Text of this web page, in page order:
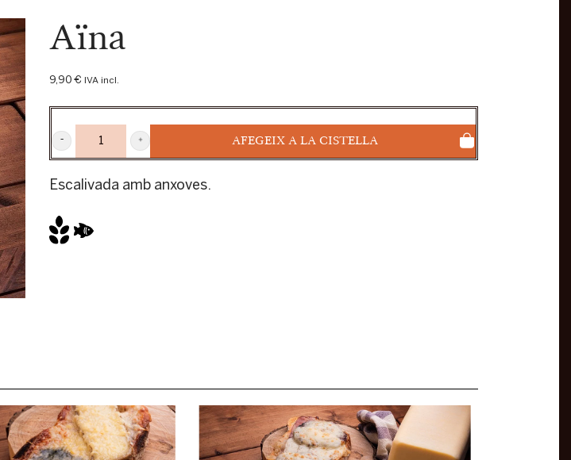
Aïna
9,90 € IVA incl.
AÏNA
QUANTITY
AFEGEIX A LA CISTELLA
Escalivada amb anxoves.